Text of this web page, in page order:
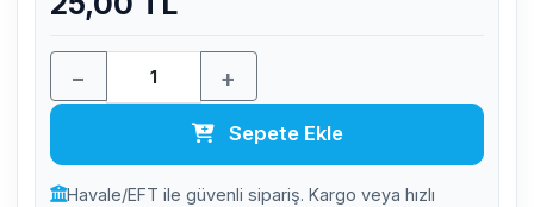
− +
Sepete Ekle
Havale/EFT ile güvenli sipariş. Kargo veya hızlı